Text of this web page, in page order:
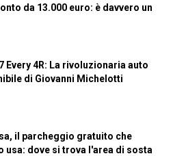
da 13.000 euro: è davvero un
Every 4R: La rivoluzionaria auto
di Giovanni Michelotti
il parcheggio gratuito che
usa: dove si trova l'area di sosta